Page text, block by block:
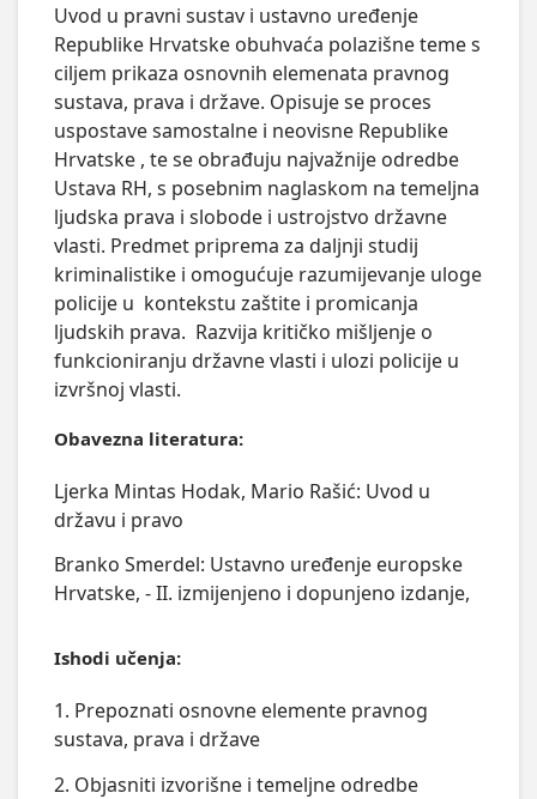
Uvod u pravni sustav i ustavno uređenje
Republike Hrvatske obuhvaća polazišne teme s
ciljem prikaza osnovnih elemenata pravnog
sustava, prava i države. Opisuje se proces
uspostave samostalne i neovisne Republike
Hrvatske , te se obrađuju najvažnije odredbe
Ustava RH, s posebnim naglaskom na temeljna
ljudska prava i slobode i ustrojstvo državne
vlasti. Predmet priprema za daljnji studij
kriminalistike i omogućuje razumijevanje uloge
policije u  kontekstu zaštite i promicanja
ljudskih prava.  Razvija kritičko mišljenje o
funkcioniranju državne vlasti i ulozi policije u
izvršnoj vlasti.
Obavezna literatura:
Ljerka Mintas Hodak, Mario Rašić: Uvod u
državu i pravo
Branko Smerdel: Ustavno uređenje europske
Hrvatske, - II. izmijenjeno i dopunjeno izdanje,
Ishodi učenja:
1. Prepoznati osnovne elemente pravnog
sustava, prava i države
2. Objasniti izvorišne i temeljne odredbe